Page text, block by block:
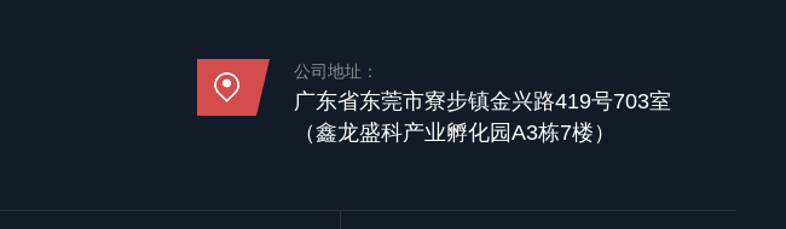
公司地址：
广东省东莞市寮步镇金兴路419号703室
（鑫龙盛科产业孵化园A3栋7楼）